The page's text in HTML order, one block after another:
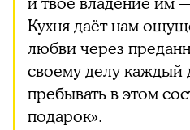
Кухня даёт нам
любви через
своему делу каждый
пребывать в этом
подарок».